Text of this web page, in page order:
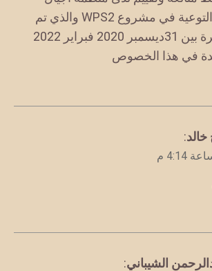
بلاقات للتنمية والتوعية في مشروع WPS2 والذي تم
فبراير 2022
في هذا الخصوص
:
الشيباني: